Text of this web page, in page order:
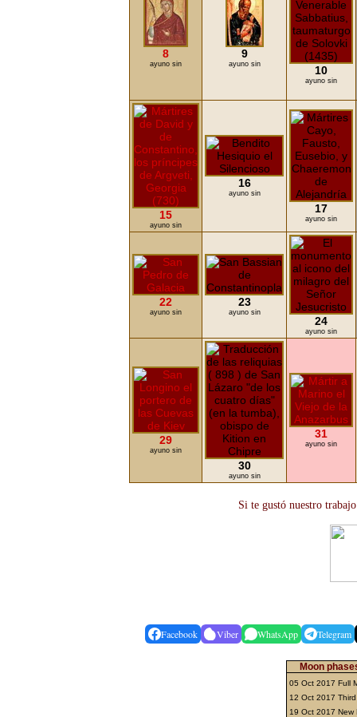
8
ayuno sin
9
ayuno sin 10
ayuno sin
15
ayuno sin
16
ayuno sin
17
ayuno sin
22
ayuno sin
23
ayuno sin
24
ayuno sin
29
ayuno sin
30
ayuno sin
31
ayuno sin
Si te gustó nuestro
Facebook Viber WhatsApp Telegram
Moon
05 Oct 2017 Full
12 Oct 2017
19 Oct 2017 New